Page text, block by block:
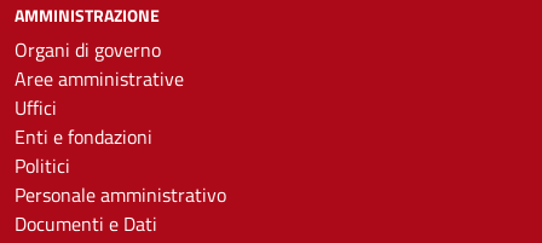
AMMINISTRAZIONE
Organi di governo
Aree amministrative
Uffici
Enti e fondazioni
Politici
Personale amministrativo
Documenti e Dati